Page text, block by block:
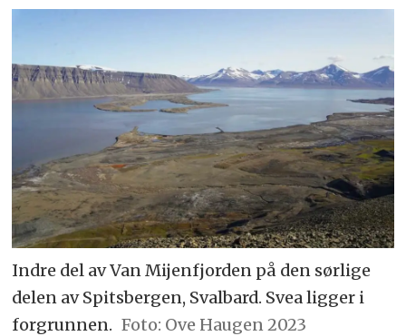
Indre del av Van Mijenfjorden på den sørlige
delen av Spitsbergen, Svalbard. Svea ligger i
forgrunnen.
Ove Haugen 2023